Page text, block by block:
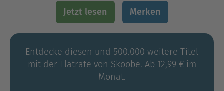
Jetzt lesen Merken
Entdecke diesen und 500.000 weitere Titel
mit der Flatrate von Skoobe. Ab 12,99 € im
Monat.